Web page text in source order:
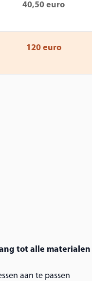
40,50 euro
120 euro
tot alle materialen
aan te passen